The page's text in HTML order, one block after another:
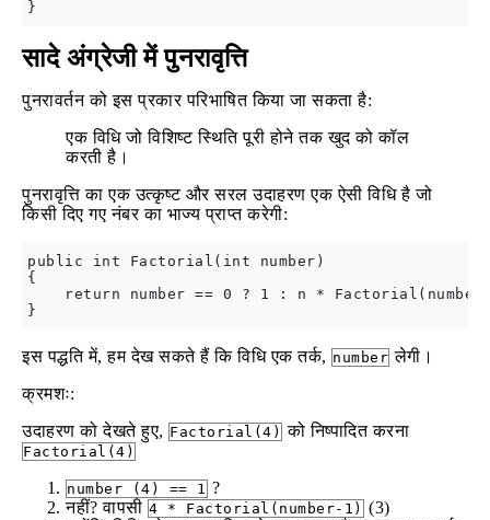
सादे अंग्रेजी में पुनरावृत्ति
पुनरावर्तन को इस प्रकार परिभाषित किया जा सकता है:
एक विधि जो विशिष्ट स्थिति पूरी होने तक खुद को कॉल
करती है।
पुनरावृत्ति का एक उत्कृष्ट और सरल उदाहरण एक ऐसी विधि है जो
किसी दिए गए नंबर का भाज्य प्राप्त करेगी:
public int Factorial(int number)
{
return number == 0 ? 1 : n * Factorial(number
इस पद्धति में, हम देख सकते हैं कि विधि एक तर्क, number लेगी।
क्रमशः:
उदाहरण को देखते हुए, Factorial(4) को निष्पादित करना
Factorial(4)
number (4) == 1 ?
नहीं? वापसी 4 * Factorial(number-1) (3)